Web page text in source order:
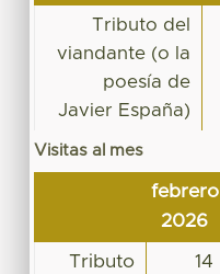
Tributo del
viandante (o la
poesía de
Javier España)
Visitas al mes
febrero
2026
Tributo
14